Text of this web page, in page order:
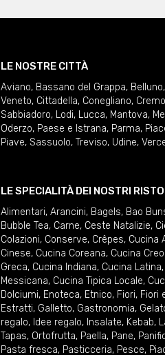
LE NOSTRE CITTÀ
Aviano, Bassano del Grappa, Belluno,
Veneto, Cittadella, Conegliano,
Sabbiadoro, Lodi, Lucca, Mantova,
Oderzo, Paese e Istrana, Parma,
Piave, Sassuolo, Treviso, Udine,
LE SPECIALITÀ DEI NOSTRI
Alimentari, Arancini, Bagels, Bao
Bubble Tea, Carne, Ceste Natalizie,
Colazioni, Conserve, Crêpes, Cucina
Cinese, Cucina Coreana, Cucina
Greca, Cucina Indiana, Cucina Latina,
Messicana, Cucina Tipica Locale,
Dolciumi, Enoteca, Etnico, Fiori, Fiori
Estratti, Galletto, Gastronomia,
regalo, Idee regalo, Insalate, Kebab,
Tapas, Ortofrutta, Paella, Pane,
Pasta fresca, Pasticceria, Pesce,